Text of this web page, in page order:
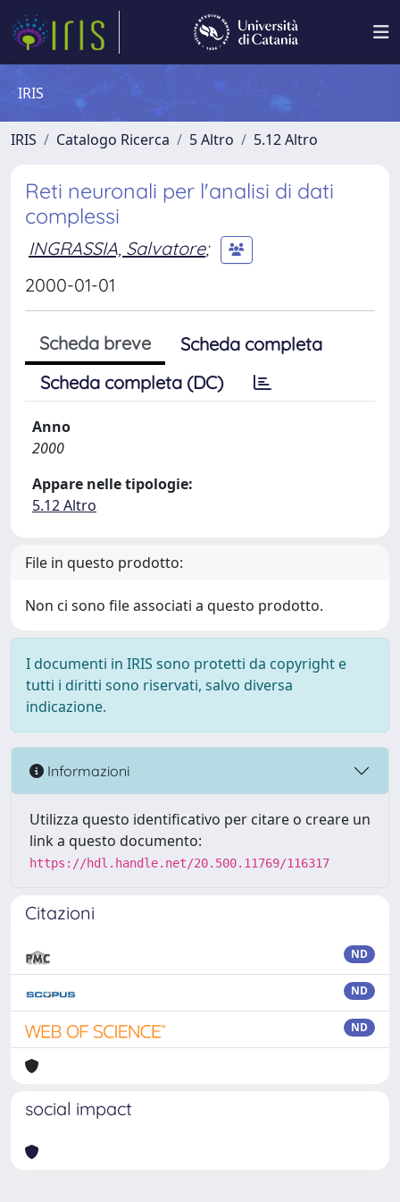
IRIS
IRIS Catalogo Ricerca 5 Altro 5.12 Altro
Reti neuronali per l'analisi di dati
complessi
INGRASSIA, Salvatore;
2000-01-01
Scheda breve
Scheda completa
Scheda completa (DC)
Anno
2000
Appare nelle tipologie:
5.12 Altro
File in questo prodotto:
Non ci sono file associati a questo prodotto.
I documenti in IRIS sono protetti da copyright e
tutti i diritti sono riservati, salvo diversa
indicazione.
Informazioni
Utilizza questo identificativo per citare o creare un
link a questo documento:
https://hdl.handle.net/20.500.11769/116317
Citazioni
ND
ND
ND
social impact